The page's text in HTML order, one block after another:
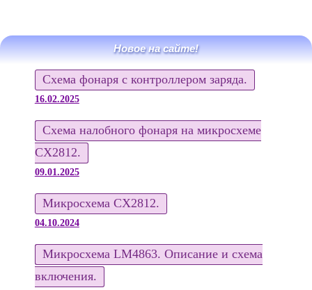
Новое на сайте!
Схема фонаря с контроллером заряда.
16.02.2025
Схема налобного фонаря на микросхеме
CX2812.
09.01.2025
Микросхема CX2812.
04.10.2024
Микросхема LM4863. Описание и схема
включения.